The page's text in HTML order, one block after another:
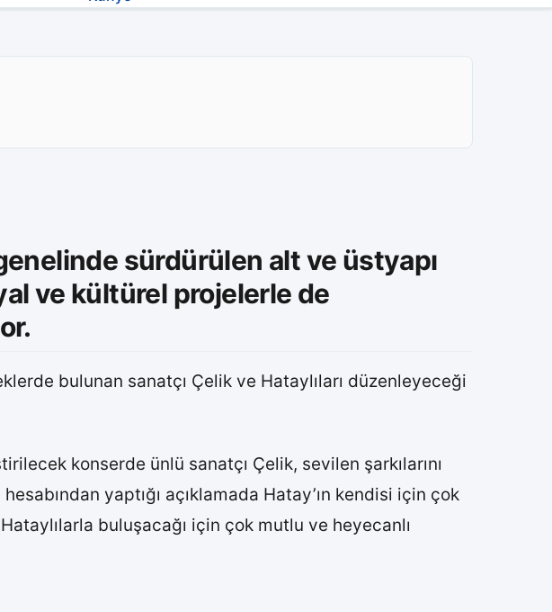
sürdürülen alt ve üstyapı
ve kültürel projelerle de
bulunan sanatçı Çelik ve Hataylıları düzenleyeceği
konserde ünlü sanatçı Çelik, sevilen şarkılarını
yaptığı açıklamada Hatay’ın kendisi için çok
buluşacağı için çok mutlu ve heyecanlı